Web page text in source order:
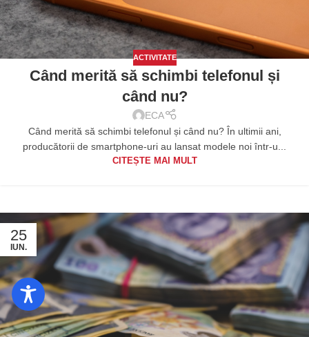
ACTIVITATE
Când merită să schimbi telefonul și
când nu?
ECA
Când merită să schimbi telefonul și când nu? În ultimii ani,
producătorii de smartphone-uri au lansat modele noi într-u...
CITEȘTE MAI MULT
25
IUN.